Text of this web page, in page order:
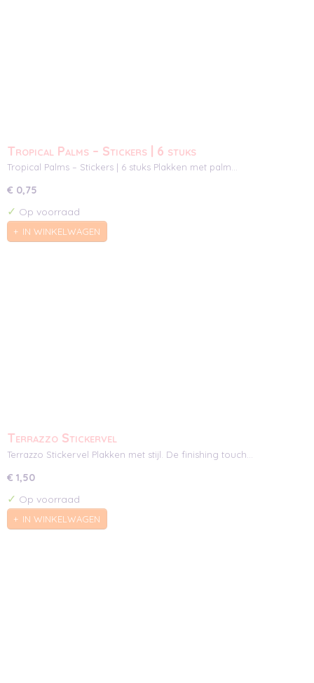
Tropical Palms – Stickers | 6 stuks
Tropical Palms – Stickers | 6 stuks Plakken met palm…
€ 0,75
✓ Op voorraad
IN WINKELWAGEN
Terrazzo Stickervel
Terrazzo Stickervel Plakken met stijl. De finishing touch…
€ 1,50
✓ Op voorraad
IN WINKELWAGEN